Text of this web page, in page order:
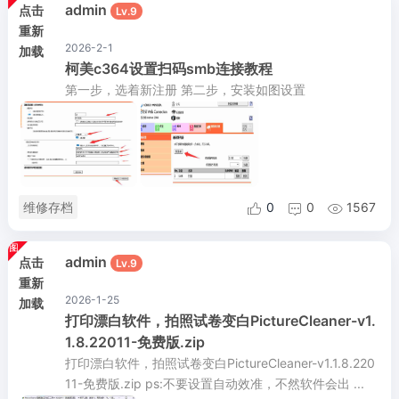
点击
重新
加载
admin Lv.9
2026-2-1
柯美c364设置扫码smb连接教程
第一步，选着新注册 第二步，安装如图设置
维修存档  0  0  1567
点击
重新
加载
admin Lv.9
2026-1-25
打印漂白软件，拍照试卷变白PictureCleaner-v1.
1.8.22011-免费版.zip
打印漂白软件，拍照试卷变白PictureCleaner-v1.1.8.220
11-免费版.zip ps:不要设置自动效准，不然软件会出 ...